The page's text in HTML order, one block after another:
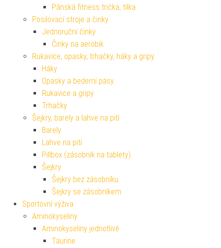
Pánská fitness trička, tílka
Posilovací stroje a činky
Jednoruční činky
Činky na aerobik
Rukavice, opasky, trhačky, háky a gripy
Háky
Opasky a bederní pásy
Rukavice a gripy
Trhačky
Šejkry, barely a lahve na pití
Barely
Lahve na pití
Pillbox (zásobník na tablety)
Šejkry
Šejkry bez zásobníku
Šejkry se zásobníkem
Sportovní výživa
Aminokyseliny
Aminokyseliny jednotlivé
Taurine